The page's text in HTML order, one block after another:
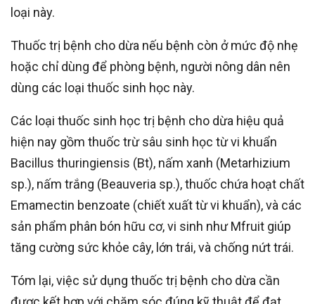
loại này.
Thuốc trị bệnh cho dừa nếu bệnh còn ở mức độ nhẹ
hoặc chỉ dùng để phòng bệnh, người nông dân nên
dùng các loại thuốc sinh học này.
Các loại thuốc sinh học trị bệnh cho dừa hiệu quả
hiện nay gồm thuốc trừ sâu sinh học từ vi khuẩn
Bacillus thuringiensis (Bt), nấm xanh (Metarhizium
sp.), nấm trắng (Beauveria sp.), thuốc chứa hoạt chất
Emamectin benzoate (chiết xuất từ vi khuẩn), và các
sản phẩm phân bón hữu cơ, vi sinh như Mfruit giúp
tăng cường sức khỏe cây, lớn trái, và chống nứt trái.
Tóm lại, việc sử dụng thuốc trị bệnh cho dừa cần